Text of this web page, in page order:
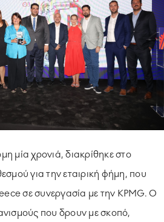
ΛΕΙΤΟΥΡΓΙΑ
ΣΥΝΕΡΓΑΤΕΣ
μία χρονιά, διακρίθηκε στο
για την εταιρική φήμη, που
σε συνεργασία με την KPMG. Ο
που δρουν με σκοπό,